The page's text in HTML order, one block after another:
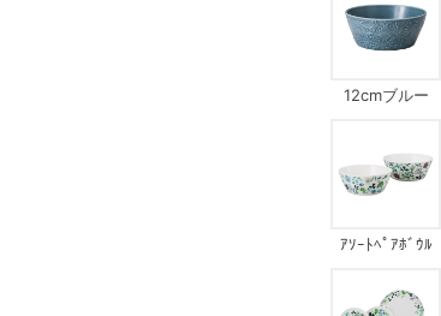
12cmブルー
ｱｿｰﾄﾍﾟｱﾎﾞｳﾙ